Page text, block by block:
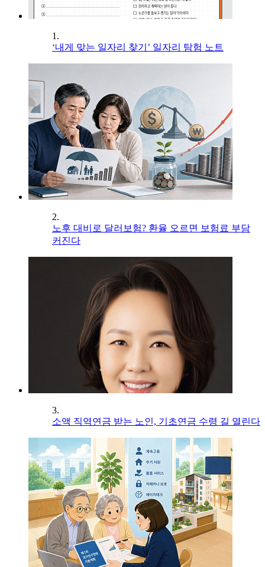
1.
‘내게 맞는 일자리 찾기’ 일자리 탐험 노트
2.
노후 대비로 달러보험? 환율 오르면 보험료 부담
커진다
3.
소액 직역연금 받는 노인, 기초연금 수령 길 열린다